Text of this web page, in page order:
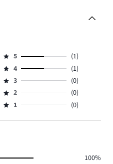
Hodnotenie
5,
počet
hlasov
1.
5
(1)
Hodnotenie
4,
počet
hlasov
4
(1)
Hodnotenie
3,
počet
3
(0)
Hodnotenie
2,
2
(0)
Hodnotenie
1,
1 (0)
100%